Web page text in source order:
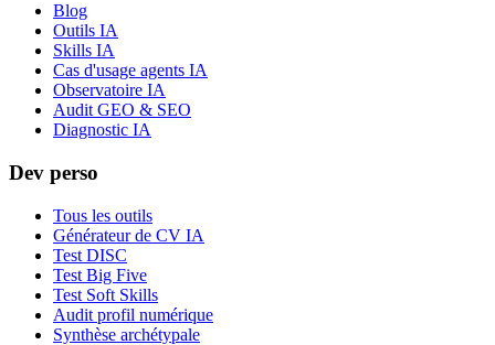
Blog
Outils IA
Skills IA
Cas d'usage agents IA
Observatoire IA
Audit GEO & SEO
Diagnostic IA
Dev perso
Tous les outils
Générateur de CV IA
Test DISC
Test Big Five
Test Soft Skills
Audit profil numérique
Synthèse archétypale